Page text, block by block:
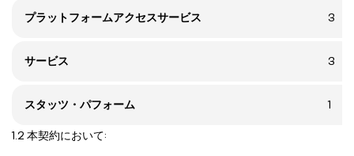
プラットフォームアクセスサービス 3
サービス 3
スタッツ・パフォーム 1
1.2 本契約において: